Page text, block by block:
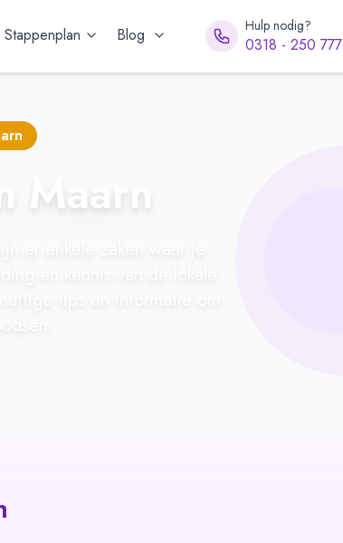
Stappenplan Blog Hulp nodig?
0318 - 250 777
Maarn